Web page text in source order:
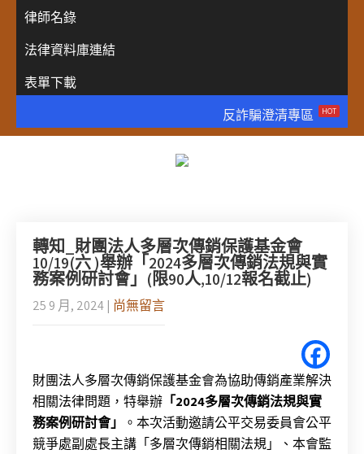
律師名錄
法律資料庫連結
表單下載
反詐騙澄清專區
HOT
轉知_財團法人多層次傳銷保護基金會
10/19(六 )舉辦「2024多層次傳銷法規與實
務案例研討會」(限90人,10/12報名截止)
25 9 月, 2024 | 尚無留言
財團法人多層次傳銷保護基金會為協助傳銷產業解決
相關法律問題，特舉辦 「2024多層次傳銷法規與實
務案例研討會」
。本次活動邀請公平交易委員會公平
競爭處副處長主講「多層次傳銷相關法規」、本會監